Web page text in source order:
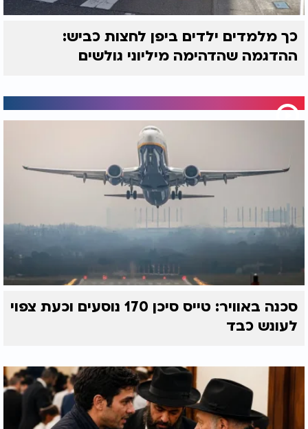
כך מלמדים ילדים ביפן לחצות כביש:
ההדגמה שהדהימה מיליוני גולשים
סכנה באוויר: טייס סיכן 170 נוסעים וכעת צפוי
לעונש כבד